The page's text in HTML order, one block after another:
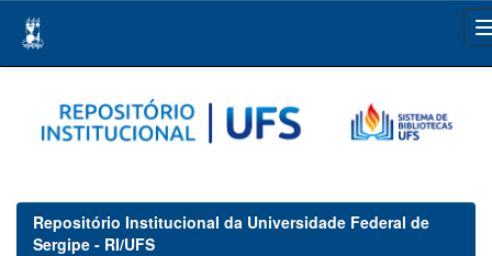
navigation
Repositório Institucional da Universidade Federal de
Sergipe - RI/UFS